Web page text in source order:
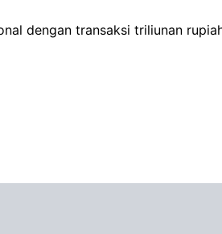
dengan transaksi triliunan